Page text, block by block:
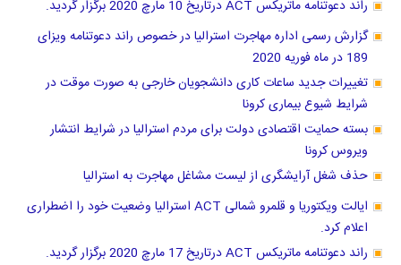
راند دعوتنامه ماتریکس ACT درتاریخ 10 مارچ 2020 برگزار گردید.
گزارش رسمی اداره مهاجرت استرالیا در خصوص راند دعوتنامه ویزای
189 در ماه فوریه 2020
تغییرات جدید ساعات کاری دانشجویان خارجی به صورت موقت در
شرایط شیوع بیماری کرونا
بسته حمایت اقتصادی دولت برای مردم استرالیا در شرایط انتشار
ویروس کرونا
حذف شغل آرایشگری از لیست مشاغل مهاجرت به استرالیا
ایالت ویکتوریا و قلمرو شمالی ACT استرالیا وضعیت خود را اضطراری
اعلام کرد.
راند دعوتنامه ماتریکس ACT درتاریخ 17 مارچ 2020 برگزار گردید.